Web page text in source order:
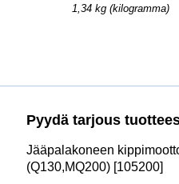
1,34 kg (kilogramma)
Pyydä tarjous
Jääpalakoneen
(Q130,MQ200) [105200]